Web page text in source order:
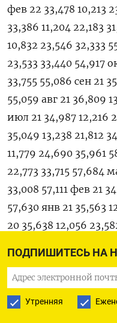
ПОДПИШИТЕСЬ НА
Утренняя
фев 22 33,478 10,213
33,386 11,204 22,183
10,832 23,546 32,333
23,533 33,440 54,917
33,755 55,086 сен ‍21
55,059 авг 21 36,809
июл ‍21 34,987 12,216
35,049 13,238 21,812
11,779 24,690 35,961
22,773 33,715 57,684
33,008 57,111 фев 21
57,630 янв ‍21 35,563
20 35,638 12,056
23,196 33,077 56,343
33,289 57,332 авг 20
58,692 июл 20 35,372